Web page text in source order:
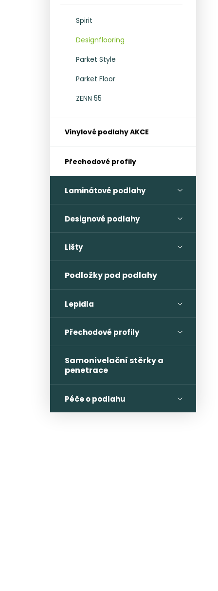
Spirit
Designflooring
Parket Style
Parket Floor
ZENN 55
Vinylové podlahy AKCE
Přechodové profily
Laminátové podlahy
Designové podlahy
Lišty
Podložky pod podlahy
Lepidla
Přechodové profily
Samonivelační stěrky a
penetrace
Péče o podlahu